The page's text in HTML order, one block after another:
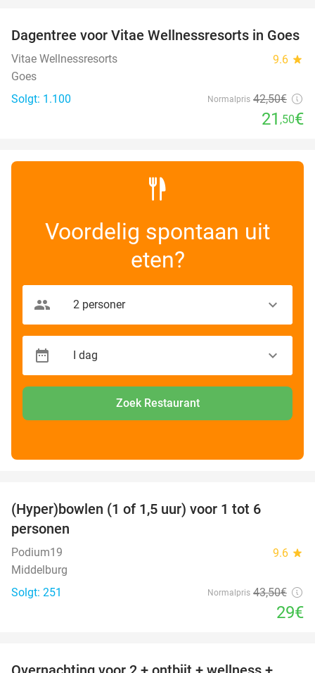
49%
Dagentree voor Vitae Wellnessresorts in Goes
Vitae Wellnessresorts 9.6 star
Goes
Solgt: 1.100
Normalpris 42,50€
21 ,50€
Voordelig spontaan uit
eten?
Zoek Restaurant
(Hyper)bowlen (1 of 1,5 uur) voor 1 tot 6
personen
Podium19 9.6 star
Middelburg
Solgt: 251
Normalpris 43,50€
29€